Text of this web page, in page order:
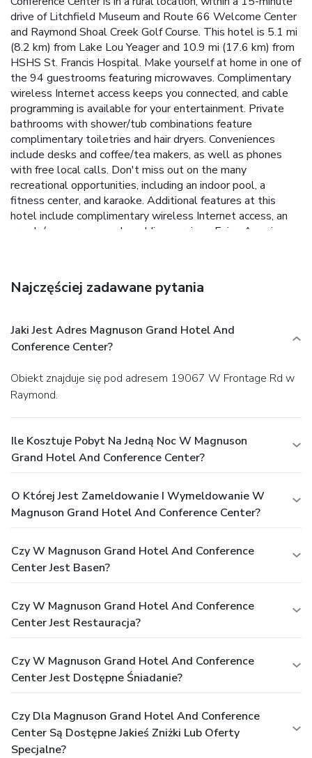
drive of Litchfield Museum and Route 66 Welcome Center
and Raymond Shoal Creek Golf Course. This hotel is 5.1 mi
(8.2 km) from Lake Lou Yeager and 10.9 mi (17.6 km) from
HSHS St. Francis Hospital. Make yourself at home in one of
the 94 guestrooms featuring microwaves. Complimentary
wireless Internet access keeps you connected, and cable
programming is available for your entertainment. Private
bathrooms with shower/tub combinations feature
complimentary toiletries and hair dryers. Conveniences
include desks and coffee/tea makers, as well as phones
with free local calls. Don't miss out on the many
recreational opportunities, including an indoor pool, a
fitness center, and karaoke. Additional features at this
hotel include complimentary wireless Internet access, an
arcade/game room, and wedding services. Enjoy American
advantage of the room service (during limited hours). A
complimentary buffet breakfast is served on weekdays
AM. Featured amenities include a business center,
complimentary newspapers in the lobby, and dry
cleaning/laundry services. Planning an event in Raymond?
square meters), including a conference center. Free self
parking is available onsite.
Najczęściej zadawane pytania
Jaki Jest Adres Magnuson Grand Hotel And
Conference Center?
Obiekt znajduje się pod adresem 19067 W Frontage Rd w
Raymond.
Ile Kosztuje Pobyt Na Jedną Noc W Magnuson
Grand Hotel And Conference Center?
O Której Jest Zameldowanie I Wymeldowanie W
Magnuson Grand Hotel And Conference Center?
Czy W Magnuson Grand Hotel And Conference
Center Jest Basen?
Czy W Magnuson Grand Hotel And Conference
Center Jest Restauracja?
Czy W Magnuson Grand Hotel And Conference
Center Jest Dostępne Śniadanie?
Czy Dla Magnuson Grand Hotel And Conference
Center Są Dostępne Jakieś Zniżki Lub Oferty
Specjalne?